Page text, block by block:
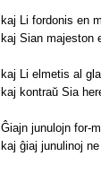
kaj Li fordonis en
kaj Sian majeston
kaj Li elmetis al
kaj kontraŭ Sia
Ĝiajn junulojn for-
kaj ĝiaj junulinoj